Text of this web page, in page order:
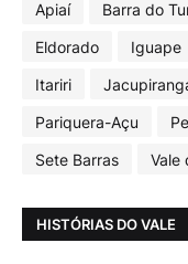
Apiaí Barra do
Eldorado
Iguape
Itariri
Pariquera-Açu
Sete Barras
Vale
HISTÓRIAS DO VALE